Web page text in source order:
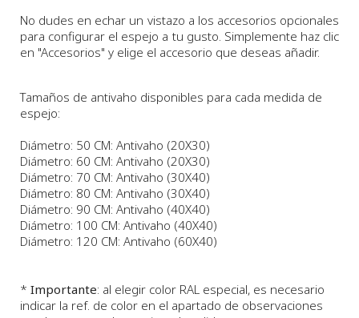
No dudes en echar un vistazo a los accesorios opcionales
para configurar el espejo a tu gusto. Simplemente haz clic
en "Accesorios" y elige el accesorio que deseas añadir.
Tamaños de antivaho disponibles para cada medida de
espejo:
Diámetro: 50 CM: Antivaho (20X30)
Diámetro: 60 CM: Antivaho (20X30)
Diámetro: 70 CM: Antivaho (30X40)
Diámetro: 80 CM: Antivaho (30X40)
Diámetro: 90 CM: Antivaho (40X40)
Diámetro: 100 CM: Antivaho (40X40)
Diámetro: 120 CM: Antivaho (60X40)
* Importante: al elegir color RAL especial, es necesario
indicar la ref. de color en el apartado de observaciones